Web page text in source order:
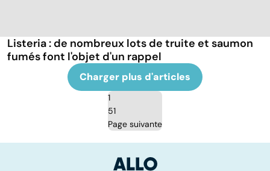
Listeria : de nombreux lots de truite et saumon
fumés font l'objet d'un rappel
Charger plus d'articles
1
51
Page suivante